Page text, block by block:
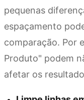
pequenas
espaçamento
comparação. Por
Produto" podem
afetar os